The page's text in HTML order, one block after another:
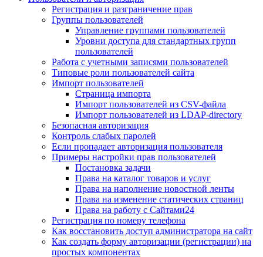
Регистрация и разграничение прав
Группы пользователей
Управление группами пользователей
Уровни доступа для стандартных групп
пользователей
Работа с учетными записями пользователей
Типовые роли пользователей сайта
Импорт пользователей
Страница импорта
Импорт пользователей из CSV-файла
Импорт пользователей из LDAP-directory
Безопасная авторизация
Контроль слабых паролей
Если пропадает авторизация пользователя
Примеры настройки прав пользователей
Постановка задачи
Права на каталог товаров и услуг
Права на наполнение новостной ленты
Права на изменение статических страниц
Права на работу с Сайтами24
Регистрация по номеру телефона
Как восстановить доступ администратора на сайт
Как создать форму авторизации (регистрации) на
простых компонентах